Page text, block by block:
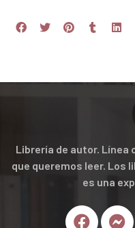
Librería de autor.
que queremos leer. Los
es una